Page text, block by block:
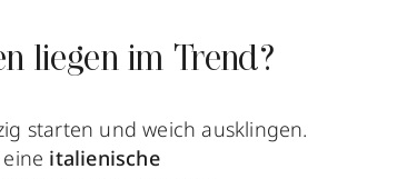
liegen im Trend?
starten und weich ausklingen.
eine italienische